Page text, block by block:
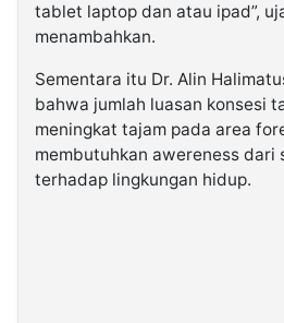
tablet laptop dan atau ipad”,
menambahkan.
Sementara itu Dr. Alin
bahwa jumlah luasan konsesi
meningkat tajam pada area
membutuhkan awereness dari
terhadap lingkungan hidup.